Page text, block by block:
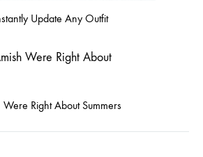
Update Any Outfit
Right About Summers